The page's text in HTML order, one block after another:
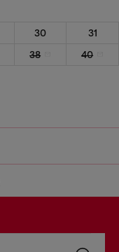
30
31
38 40